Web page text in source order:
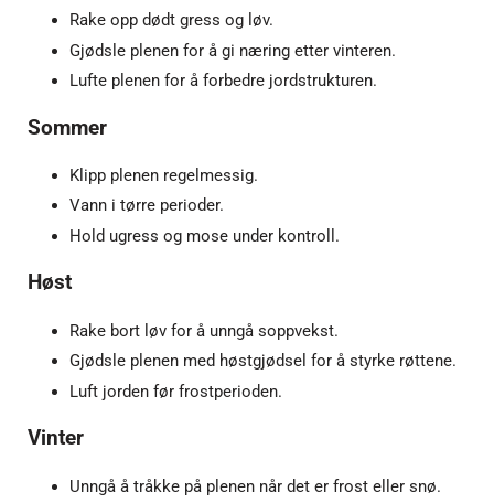
Rake opp dødt gress og løv.
Gjødsle plenen for å gi næring etter vinteren.
Lufte plenen for å forbedre jordstrukturen.
Sommer
Klipp plenen regelmessig.
Vann i tørre perioder.
Hold ugress og mose under kontroll.
Høst
Rake bort løv for å unngå soppvekst.
Gjødsle plenen med høstgjødsel for å styrke røttene.
Luft jorden før frostperioden.
Vinter
Unngå å tråkke på plenen når det er frost eller snø.